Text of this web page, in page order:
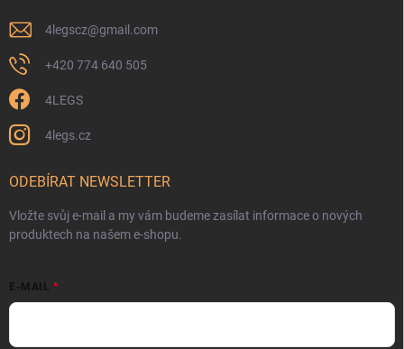
4legscz@gmail.com
+420 774 640 505
4LEGS
4legs.cz
ODEBÍRAT NEWSLETTER
Vložte svůj e-mail a my vám budeme zasílat informace o nových
produktech na našem e-shopu.
E-MAIL